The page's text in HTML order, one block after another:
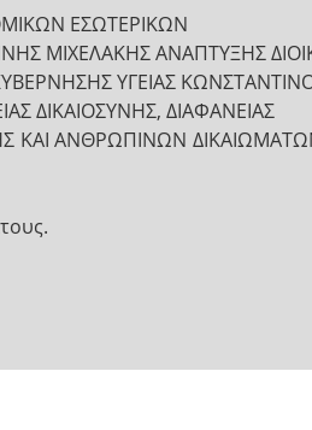
ΕΣΩΤΕΡΙΚΩΝ
ΜΙΧΕΛΑΚΗΣ ΑΝΑΠΤΥΞΗΣ
ΥΓΕΙΑΣ
ΔΙΚΑΙΟΣΥΝΗΣ, ΔΙΑΦΑΝΕΙΑΣ
ΚΑΙ ΑΝΘΡΩΠΙΝΩΝ